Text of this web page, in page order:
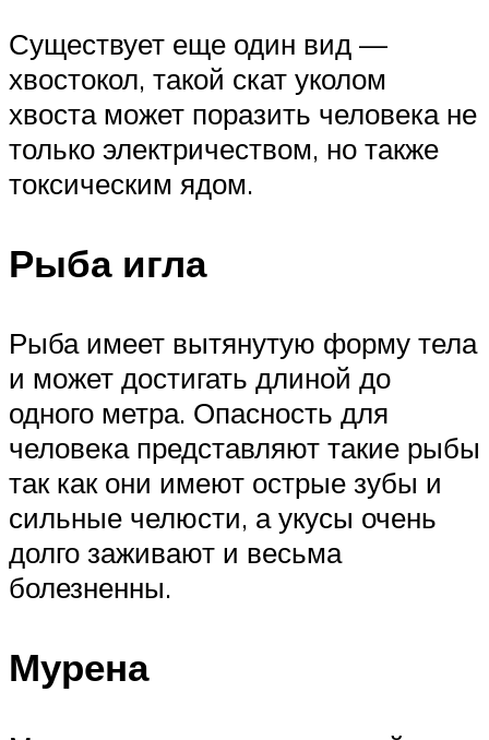
Существует еще один вид —
хвостокол, такой скат уколом
хвоста может поразить человека не
только электричеством, но также
токсическим ядом.
Рыба игла
Рыба имеет вытянутую форму тела
и может достигать длиной до
одного метра. Опасность для
человека представляют такие рыбы
так как они имеют острые зубы и
сильные челюсти, а укусы очень
долго заживают и весьма
болезненны.
Мурена